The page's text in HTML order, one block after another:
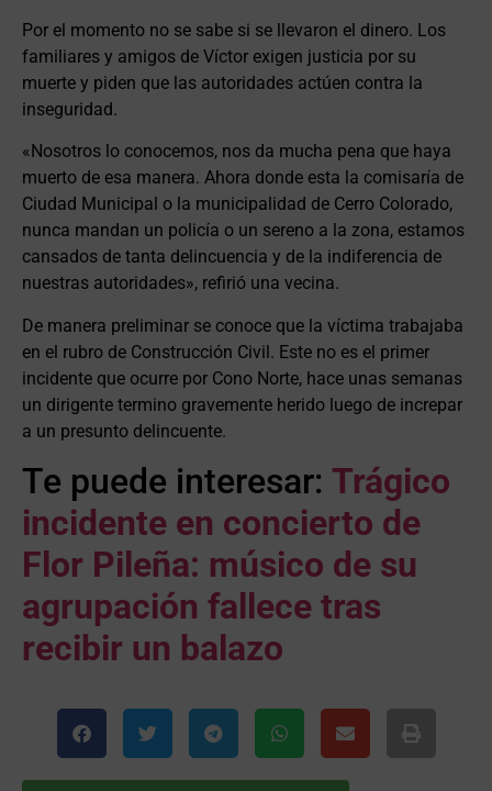
Por el momento no se sabe si se llevaron el dinero. Los
familiares y amigos de Víctor exigen justicia por su
muerte y piden que las autoridades actúen contra la
inseguridad.
«Nosotros lo conocemos, nos da mucha pena que haya
muerto de esa manera. Ahora donde esta la comisaría de
Ciudad Municipal o la municipalidad de Cerro Colorado,
nunca mandan un policía o un sereno a la zona, estamos
cansados de tanta delincuencia y de la indiferencia de
nuestras autoridades», refirió una vecina.
De manera preliminar se conoce que la víctima trabajaba
en el rubro de Construcción Civil. Este no es el primer
incidente que ocurre por Cono Norte, hace unas semanas
un dirigente termino gravemente herido luego de increpar
a un presunto delincuente.
Te puede interesar: Trágico
incidente en concierto de
Flor Pileña: músico de su
agrupación fallece tras
recibir un balazo